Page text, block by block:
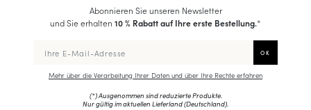
Abonnieren Sie unseren Newsletter
und Sie erhalten 10 % Rabatt auf Ihre erste Bestellung.*
Mehr über die Verarbeitung Ihrer Daten und über Ihre Rechte erfahren
(*) Ausgenommen sind reduzierte Produkte.
Nur gültig im aktuellen Lieferland (Deutschland).